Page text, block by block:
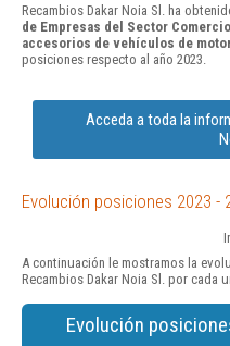
Recambios Dakar Noia Sl. ha
de Empresas del Sector
accesorios de vehículos de
posiciones respecto al año 2023.
Acceda a toda la
Evolución posiciones 2023 -
A continuación le mostramos la
Recambios Dakar Noia Sl. por cada
Evolución